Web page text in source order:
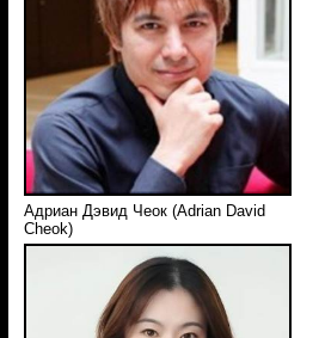
Адриан Дэвид Чеок (Adrian David
Cheok)